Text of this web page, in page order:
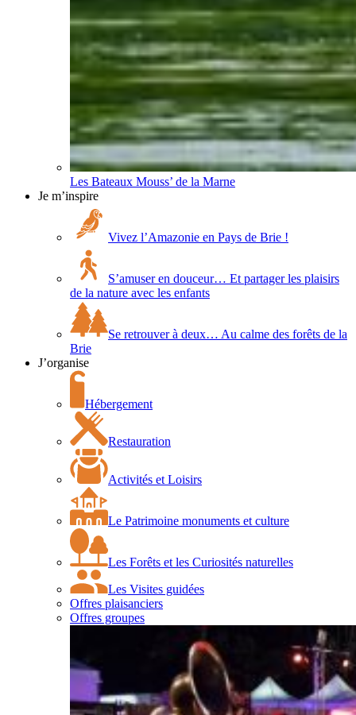
Les Bateaux Mouss’ de la Marne
Je m’inspire
Vivez l’Amazonie en Pays de Brie !
S’amuser en douceur… Et partager les plaisirs
de la nature avec les enfants
Se retrouver à deux… Au calme des forêts de la
Brie
J’organise
Hébergement
Restauration
Activités et Loisirs
Le Patrimoine monuments et culture
Les Forêts et les Curiosités naturelles
Les Visites guidées
Offres plaisanciers
Offres groupes